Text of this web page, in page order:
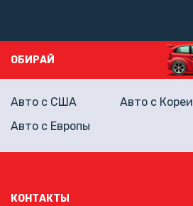
КОНТАКТЫ
ОБИРАЙ
Авто с США
Авто с Кореи
Авто с Европы